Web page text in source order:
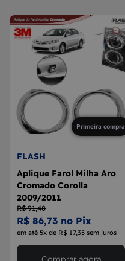
9 BOLA DE CÂMBIO
10 MÁQUINA DE VIDRO
Primeira compra
FLASH
Aplique Farol Milha Aro
Cromado Corolla
2009/2011
R$ 91,48
R$ 86,73 no Pix
em até 5x de R$ 17,35 sem juros